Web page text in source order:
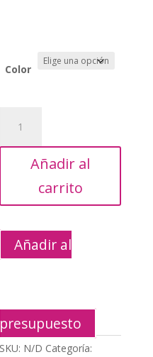
Color
CLIPS
BRONCE
50MM
cantidad
Añadir al
carrito
Añadir al
presupuesto
SKU: N/D Categoría: